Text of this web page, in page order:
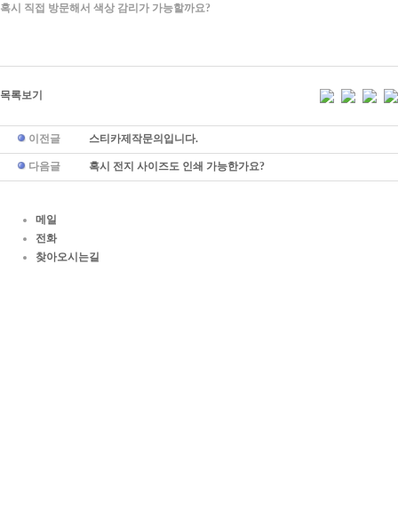
혹시 직접 방문해서 색상 감리가 가능할까요?
목록보기
이전글 스티카제작문의입니다.
다음글 혹시 전지 사이즈도 인쇄 가능한가요?
메일
전화
찾아오시는길